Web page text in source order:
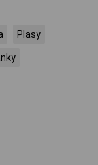
Plasy